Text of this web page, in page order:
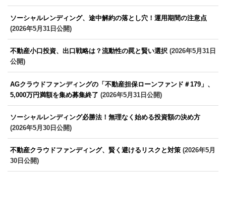
ソーシャルレンディング、途中解約の落とし穴！運用期間の注意点
(2026年5月31日公開)
不動産小口投資、出口戦略は？流動性の罠と賢い選択 (2026年5月31日
公開)
AGクラウドファンディングの「不動産担保ローンファンド＃179」、
5,000万円満額を集め募集終了 (2026年5月31日公開)
ソーシャルレンディング必勝法！無理なく始める投資額の決め方
(2026年5月30日公開)
不動産クラウドファンディング、賢く避けるリスクと対策 (2026年5月
30日公開)